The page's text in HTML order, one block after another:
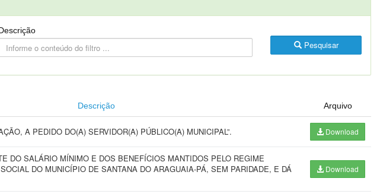
Pesquisar
Descrição Arquivo
A PEDIDO DO(A) SERVIDOR(A) PÚBLICO(A) MUNICIPAL”. Download
DO SALÁRIO MÍNIMO E DOS BENEFÍCIOS MANTIDOS PELO REGIME
DO MUNICÍPIO DE SANTANA DO ARAGUAIA-PÁ, SEM PARIDADE, E DÁ
Download